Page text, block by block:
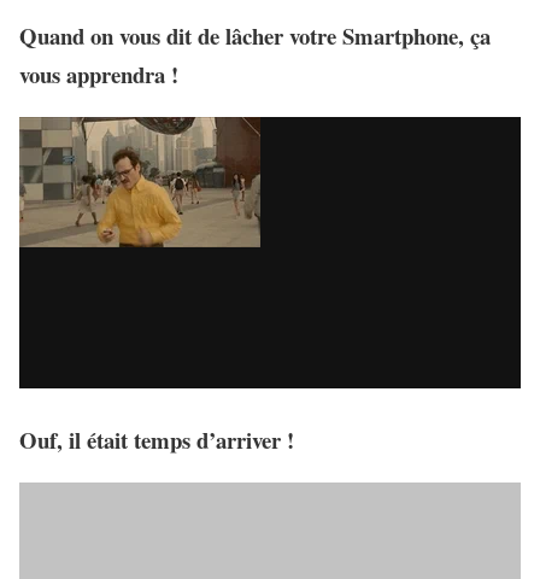
Quand on vous dit de lâcher votre Smartphone, ça
vous apprendra !
Ouf, il était temps d’arriver !